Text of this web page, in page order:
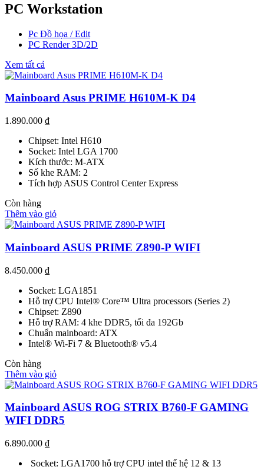
PC Workstation
Pc Đồ họa / Edit
PC Render 3D/2D
Xem tất cả
Mainboard Asus PRIME H610M-K D4
1.890.000 ₫
Chipset: Intel H610
Socket: Intel LGA 1700
Kích thước: M-ATX
Số khe RAM: 2
Tích hợp ASUS Control Center Express
Còn hàng
Thêm vào giỏ
Mainboard ASUS PRIME Z890-P WIFI
8.450.000 ₫
Socket: LGA1851
Hỗ trợ CPU Intel® Core™ Ultra processors (Series 2)
Chipset: Z890
Hỗ trợ RAM: 4 khe DDR5, tối đa 192Gb
Chuẩn mainboard: ATX
Intel® Wi-Fi 7 & Bluetooth® v5.4
Còn hàng
Thêm vào giỏ
Mainboard ASUS ROG STRIX B760-F GAMING
WIFI DDR5
6.890.000 ₫
Socket: LGA1700 hỗ trợ CPU intel thế hệ 12 & 13